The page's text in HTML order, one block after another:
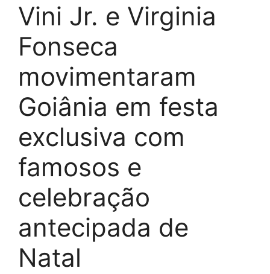
Vini Jr. e Virginia
Fonseca
movimentaram
Goiânia em festa
exclusiva com
famosos e
celebração
antecipada de
Natal